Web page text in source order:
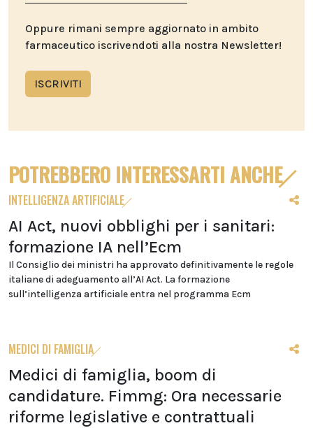
Oppure rimani sempre aggiornato in ambito
farmaceutico iscrivendoti alla nostra Newsletter!
ISCRIVITI
POTREBBERO INTERESSARTI ANCHE
INTELLIGENZA ARTIFICIALE
AI Act, nuovi obblighi per i sanitari:
formazione IA nell’Ecm
Il Consiglio dei ministri ha approvato definitivamente le regole
italiane di adeguamento all’AI Act. La formazione
sull’intelligenza artificiale entra nel programma Ecm
MEDICI DI FAMIGLIA
Medici di famiglia, boom di
candidature. Fimmg: Ora necessarie
riforme legislative e contrattuali